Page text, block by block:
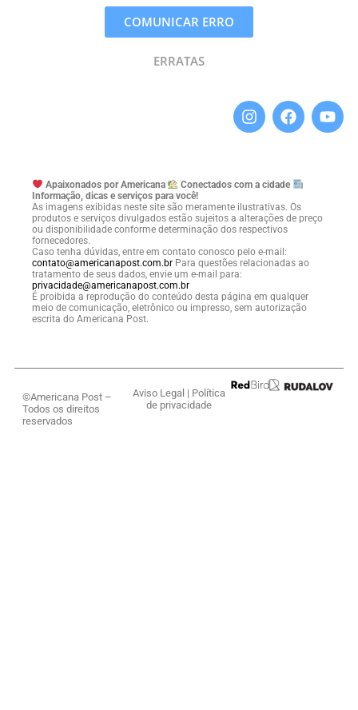
COMUNICAR ERRO
ERRATAS
Apaixonados por Americana
Conectados com a cidade
Informação, dicas e serviços para você!
As imagens exibidas neste site são meramente ilustrativas. Os
produtos e serviços divulgados estão sujeitos a alterações de preço
ou disponibilidade conforme determinação dos respectivos
fornecedores.
Caso tenha dúvidas, entre em contato conosco pelo e-mail:
contato@americanapost.com.br Para questões relacionadas ao
tratamento de seus dados, envie um e-mail para:
privacidade@americanapost.com.br
É proibida a reprodução do conteúdo desta página em qualquer
meio de comunicação, eletrônico ou impresso, sem autorização
escrita do Americana Post.
©Americana Post –
Todos os direitos
reservados
Aviso Legal | Política
de privacidade